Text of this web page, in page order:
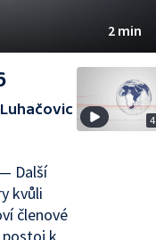
2 min
Další
kvůli
členové